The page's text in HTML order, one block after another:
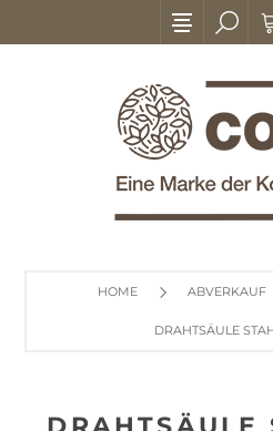
HOME ABVERKAUF
DRAHTSÄULE